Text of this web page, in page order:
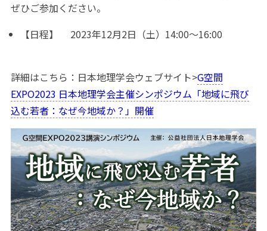
ぜひご参加ください。
【日程】 2023年12月2日（土）14:00〜16:00
詳細はこちら：日本地理学会ウェブサイト>G空間
EXPO2023 日本地理学会主催シンポジウム「地域に飛び
込む若者：なぜ今地域か？」開催